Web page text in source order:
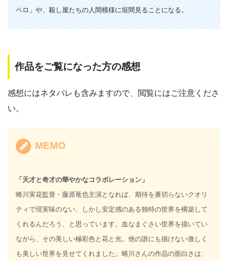
ベロ」や、殺し屋たちの人間模様に垣間見ることになる。
作品をご覧になった方の感想
感想にはネタバレも含みますので、閲覧にはご注意くださ
い。
MEMO
「天才と奇才の華やかなコラボレーション」
蜷川実花監督・藤原竜也主演となれば、期待を裏切らないクオリ
ティで現実味のない、しかし安定感のある独特の世界を構築して
くれるんだろう、と思っています。血なまぐさい世界を描いてい
ながら、その美しい極彩色と花と光。他の誰にも描けない激しく
も美しい世界を見せてくれました。蜷川さんの作品の面白さは、